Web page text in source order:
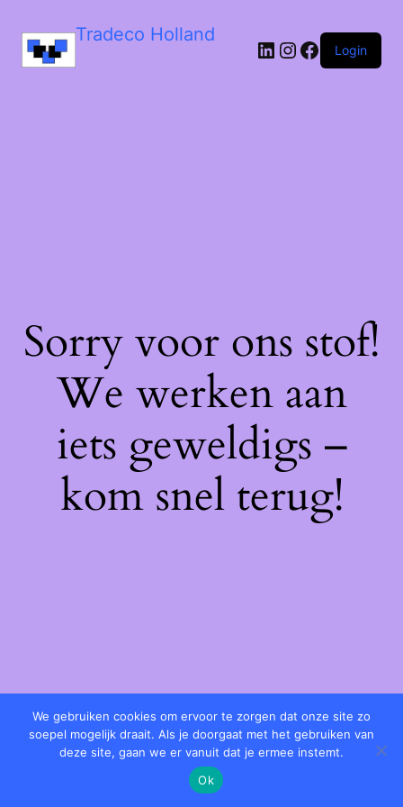
Tradeco Holland
Login
Sorry voor ons stof!
We werken aan
iets geweldigs –
kom snel terug!
We gebruiken cookies om ervoor te zorgen dat onze site zo
soepel mogelijk draait. Als je doorgaat met het gebruiken van
deze site, gaan we er vanuit dat je ermee instemt.
Ok